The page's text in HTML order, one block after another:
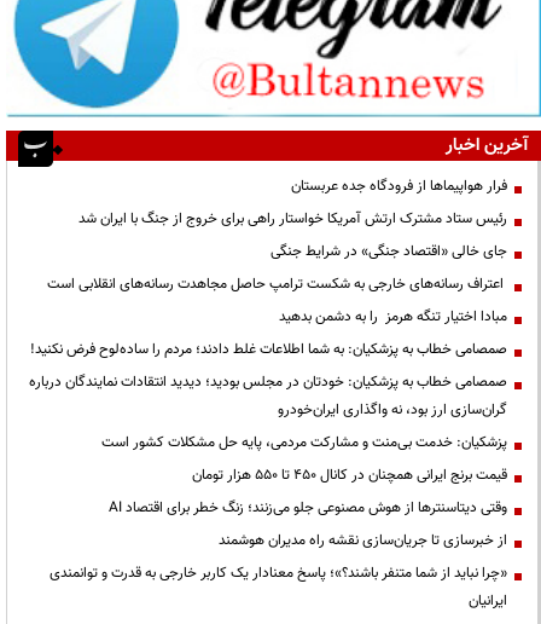
آخرین اخبار
فرار هواپیماها از فرودگاه جده عربستان
رئیس ستاد مشترک ارتش آمریکا خواستار راهی برای خروج از جنگ با ایران شد
جای خالی «اقتصاد جنگی» در شرایط جنگی
اعتراف رسانه‌های خارجی به شکست ترامپ حاصل مجاهدت رسانه‌های انقلابی است
مبادا اختیار تنگه هرمز را به دشمن بدهید
صمصامی خطاب به پزشکیان: به شما اطلاعات غلط دادند؛ مردم را ساده‌لوح فرض نکنید!
صمصامی خطاب به پزشکیان: خودتان در مجلس بودید؛ دیدید انتقادات نمایندگان درباره
گران‌سازی ارز بود، نه واگذاری ایران‌خودرو
پزشکیان: خدمت بی‌منت و مشارکت مردمی، پایه حل مشکلات کشور است
قیمت‌ برنج ایرانی همچنان در کانال ۴۵۰ تا ۵۵۰ هزار تومان
وقتی دیتاسنترها از هوش مصنوعی جلو می‌زنند؛ زنگ خطر برای اقتصاد AI
از خبرسازی تا جریان‌سازی نقشه راه مدیران هوشمند
«چرا نباید از شما متنفر باشند؟»؛ پاسخ معنادار یک کاربر خارجی به قدرت و توانمندی
ایرانیان